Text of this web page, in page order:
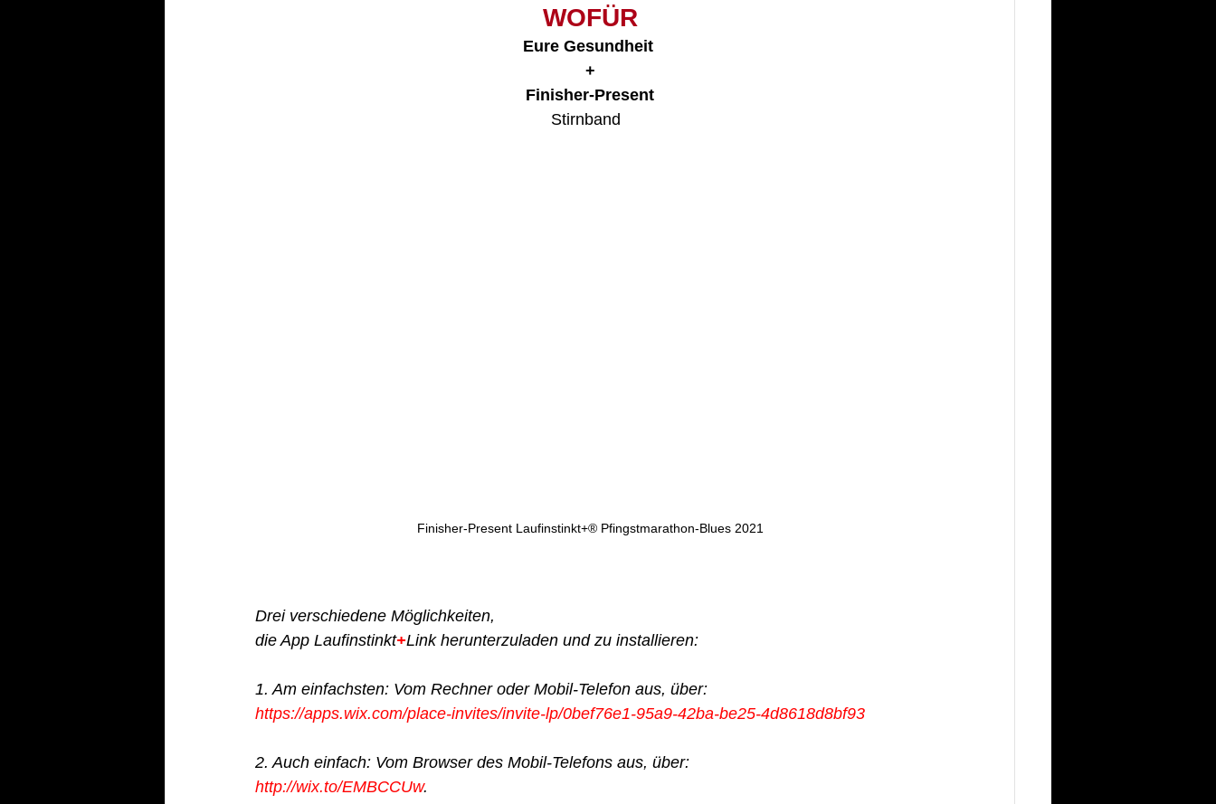
WOFÜR
Eure Gesundheit
+
Finisher-Present
Stirnband
Finisher-Present Laufinstinkt+® Pfingstmarathon-Blues 2021
Drei verschiedene Möglichkeiten,
die App Laufinstinkt+Link herunterzuladen und zu installieren:
1. Am einfachsten: Vom Rechner oder Mobil-Telefon aus, über:
https://apps.wix.com/place-invites/invite-lp/0bef76e1-95a9-42ba-be25-4d8618d8bf93
2. Auch einfach: Vom Browser des Mobil-Telefons aus, über:
http://wix.to/EMBCCUw.